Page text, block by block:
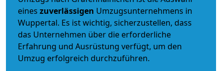
eines zuverlässigen Umzugsunternehmens in
Wuppertal. Es ist wichtig, sicherzustellen, dass
das Unternehmen über die erforderliche
Erfahrung und Ausrüstung verfügt, um den
Umzug erfolgreich durchzuführen.